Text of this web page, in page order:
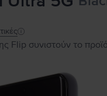
Flip συνιστούν το